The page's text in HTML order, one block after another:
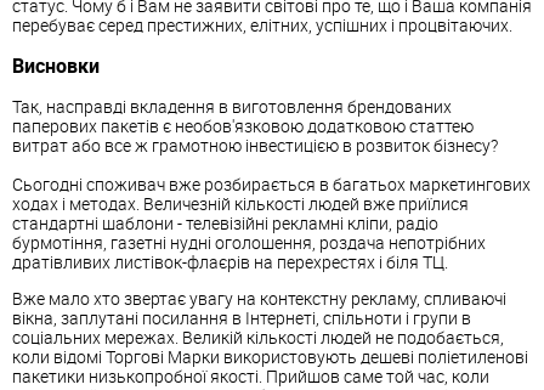
статус. Чому б і Вам не заявити світові про те, що і Ваша компанія
перебуває серед престижних, елітних, успішних і процвітаючих.
Висновки
Так, насправді вкладення в виготовлення брендованих
паперових пакетів є необов'язковою додатковою статтею
витрат або все ж грамотною інвестицією в розвиток бізнесу?
Сьогодні споживач вже розбирається в багатьох маркетингових
ходах і методах. Величезній кількості людей вже приїлися
стандартні шаблони - телевізійні рекламні кліпи, радіо
бурмотіння, газетні нудні оголошення, роздача непотрібних
дратівливих листівок-флаєрів на перехрестях і біля ТЦ.
Вже мало хто звертає увагу на контекстну рекламу, спливаючі
вікна, заплутані посилання в Інтернеті, спільноти і групи в
соціальних мережах. Великій кількості людей не подобається,
коли відомі Торгові Марки використовують дешеві поліетиленові
пакетики низькопробної якості. Прийшов саме той час, коли